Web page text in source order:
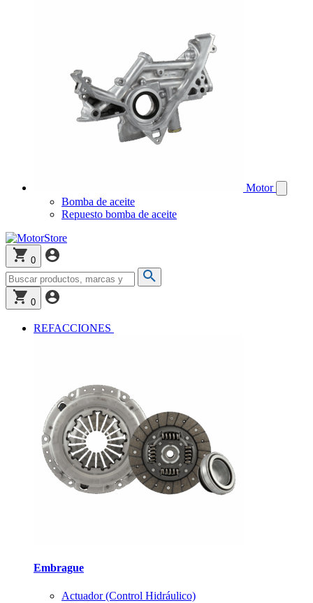
Motor
Bomba de aceite
Repuesto bomba de aceite
0
0
REFACCIONES
Embrague
Actuador (Control Hidráulico)